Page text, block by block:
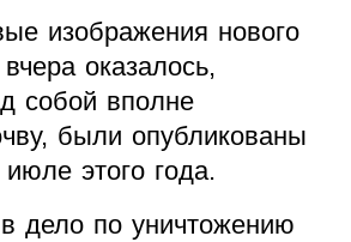
изображения нового
оказалось,
собой вполне
были опубликованы
этого года.
дело по уничтожению